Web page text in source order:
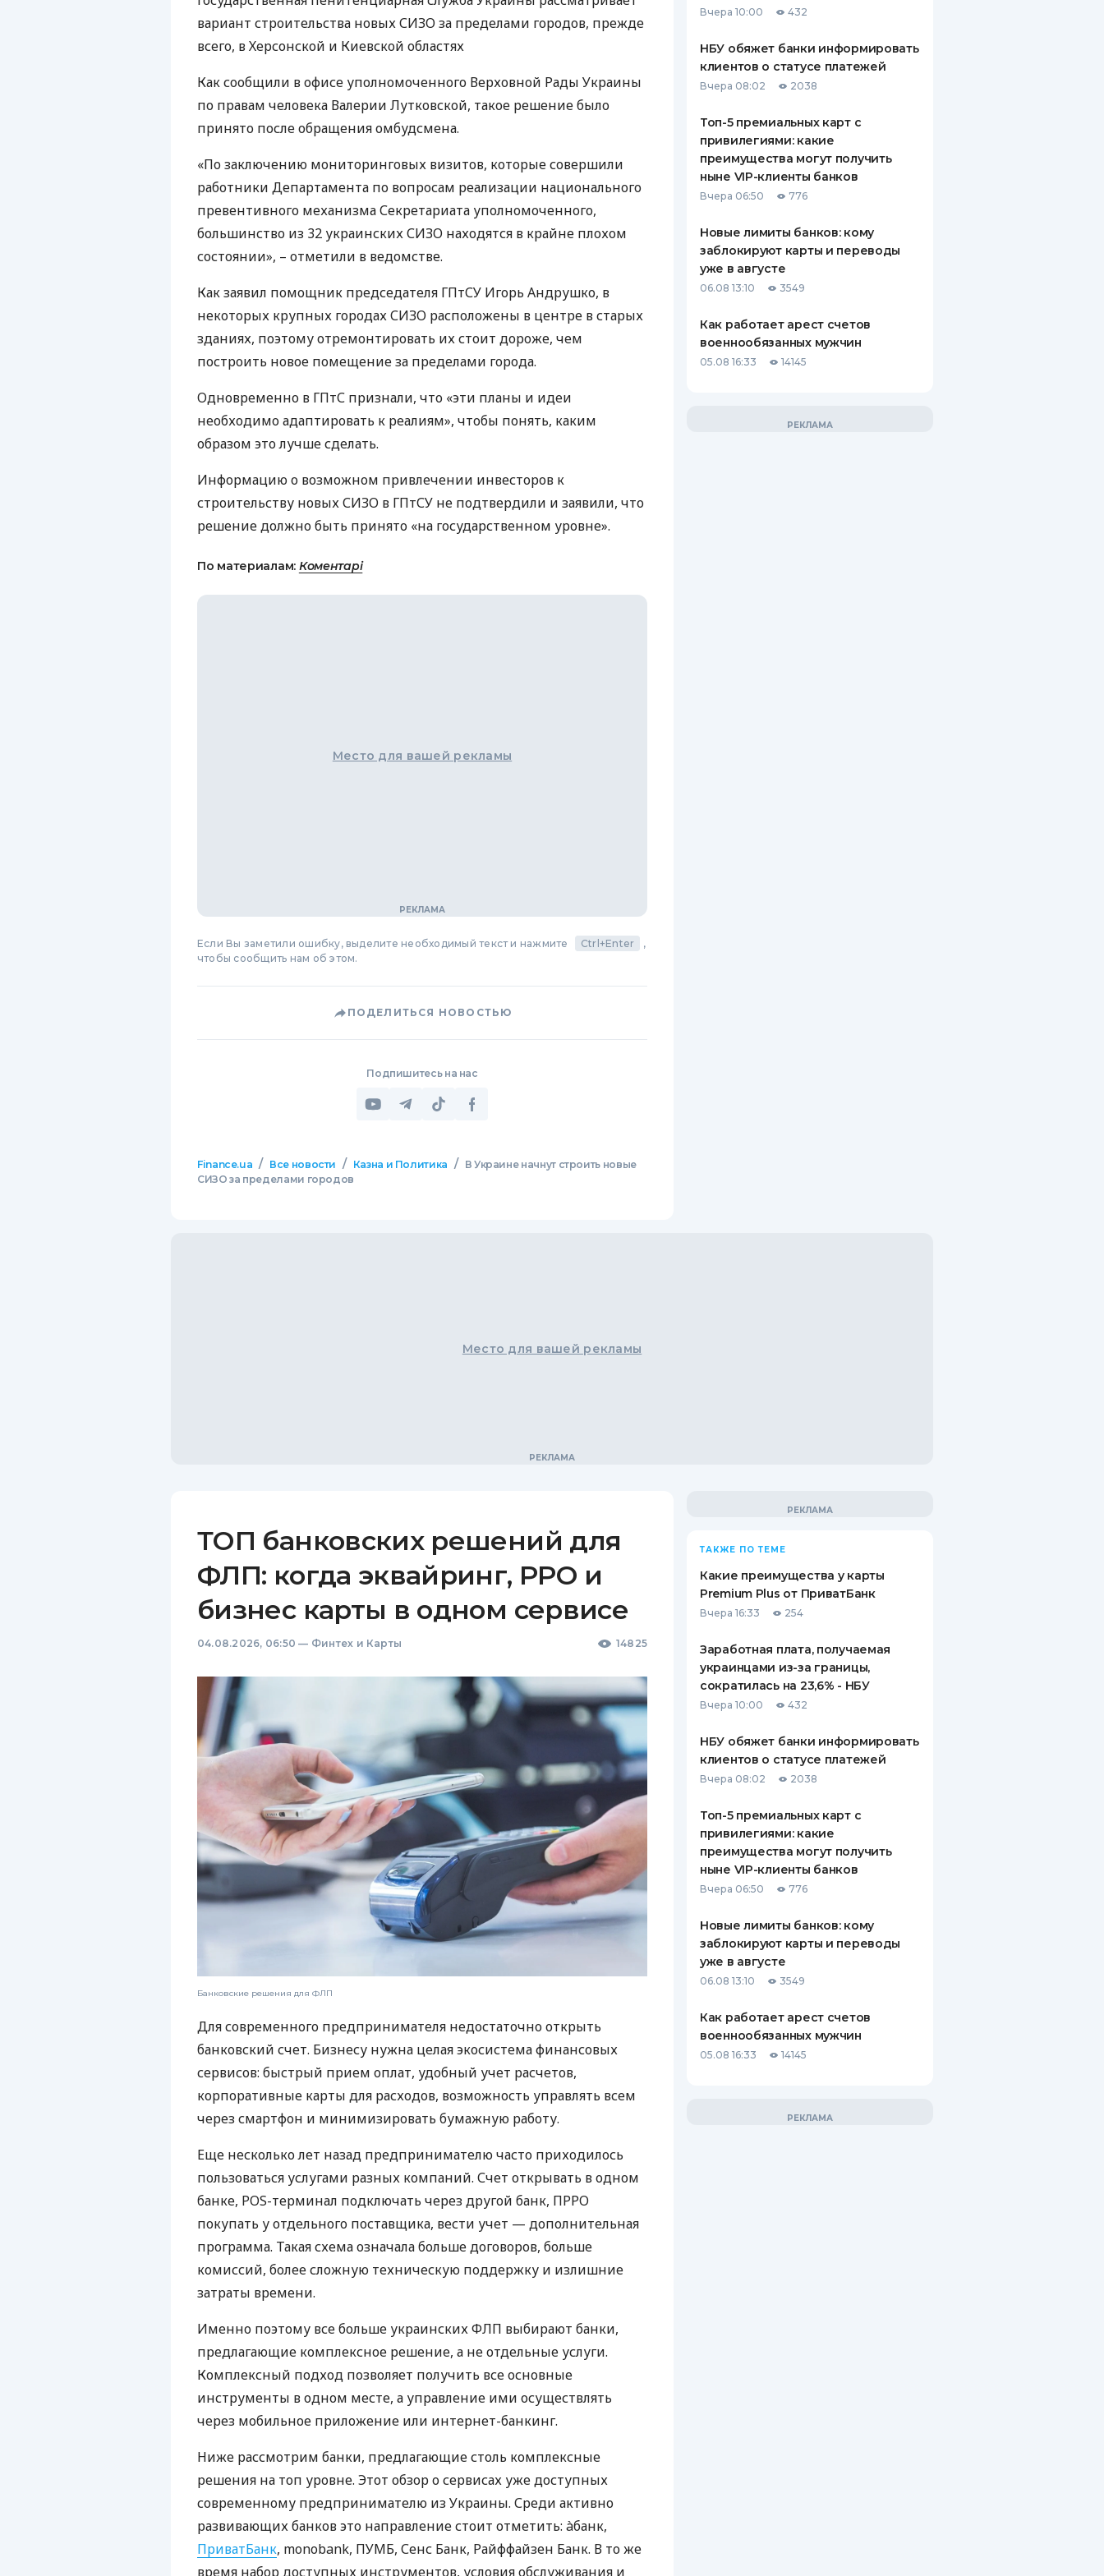
ЕЖЕМЕСЯЧНЫЙ ОБЗОР
БАНКОВСКИМ КАРТАМ
СТРАХОВАНИЮ
ВСЕ СТРАХОВЫЕ ПОЛИСЫ
ОТЗЫВЫ О СТРАХОВЫХ
КОМПАНИЯХ
вариант строительства новыхСИЗО за пределами городов, прежде
всего, в Херсонской и Киевской областях
Как сообщили в офисе уполномоченного Верховной Рады Украины
по правам человека Валерии Лутковской, такое решение было
принято после обращения омбудсмена.
«По заключению мониторинговых визитов, которые совершили
работники Департамента по вопросам реализации национального
превентивного механизма Секретариата уполномоченного,
большинство из 32 украинскихСИЗО находятся в крайне плохом
состоянии», – отметили в ведомстве.
Как заявил помощник председателя ГПтСУ Игорь Андрушко, в
некоторых крупных городахСИЗО расположены в центре в старых
зданиях, поэтому отремонтировать их стоит дороже, чем
построить новое помещение за пределами города.
Одновременно в ГПтС признали, что «эти планы и идеи
необходимо адаптировать к реалиям», чтобы понять, каким
образом это лучше сделать.
Информацию о возможном привлечении инвесторов к
строительству новыхСИЗО в ГПтСУ не подтвердили и заявили, что
решение должно быть принято «на государственном уровне».
По материалам: Коментарі
Место для вашей рекламы
Если Вы заметили ошибку, выделите необходимый текст и нажмите Ctrl+Enter
,
чтобы сообщить нам об этом.
ПОДЕЛИТЬСЯ НОВОСТЬЮ
Подпишитесь на нас
Finance.ua / Все новости / Казна и Политика /
В Украине начнут строить новые
СИЗО за пределами городов
Вчера 10:00 432
НБУ обяжет банки информировать
клиентов о статусе платежей
Вчера 08:02 2038
Топ-5 премиальных карт с
привилегиями: какие
преимущества могут получить
ныне VIP-клиенты банков
Вчера 06:50 776
Новые лимиты банков: кому
заблокируют карты и переводы
уже в августе
06.08 13:10 3549
Как работает арест счетов
военнообязанных мужчин
05.08 16:33 14145
Место для вашей рекламы
ТОП банковских решений для
ФЛП: когда эквайринг, РРО и
бизнес карты в одном сервисе
04.08.2026, 06:50 — Финтех и Карты 14825
Банковские решения для ФЛП
Для современного предпринимателя недостаточно открыть
банковский счет. Бизнесу нужна целая экосистема финансовых
сервисов: быстрый прием оплат, удобный учет расчетов,
корпоративные карты для расходов, возможность управлять всем
через смартфон и минимизировать бумажную работу.
Еще несколько лет назад предпринимателю часто приходилось
пользоваться услугами разных компаний. Счет открывать в одном
банке, POS-терминал подключать через другой банк, ПРРО
покупать у отдельного поставщика, вести учет — дополнительная
программа. Такая схема означала больше договоров, больше
комиссий, более сложную техническую поддержку и излишние
затраты времени.
Именно поэтому все больше украинских ФЛП выбирают банки,
предлагающие комплексное решение, а не отдельные услуги.
Комплексный подход позволяет получить все основные
инструменты в одном месте, а управление ими осуществлять
через мобильное приложение или интернет-банкинг.
Ниже рассмотрим банки, предлагающие столь комплексные
решения на топ уровне. Этот обзор о сервисах уже доступных
современному предпринимателю из Украины. Среди активно
развивающих банков это направление стоит отметить: àбанк,
ПриватБанк, monobank, ПУМБ, Сенс Банк, Райффайзен Банк. В то же
время набор доступных инструментов, условия обслуживания и
ТАКЖЕ ПО ТЕМЕ
Какие преимущества у карты
Premium Plus от ПриватБанк
Вчера 16:33 254
Заработная плата, получаемая
украинцами из-за границы,
сократилась на 23,6% - НБУ
Вчера 10:00 432
НБУ обяжет банки информировать
клиентов о статусе платежей
Вчера 08:02 2038
Топ-5 премиальных карт с
привилегиями: какие
преимущества могут получить
ныне VIP-клиенты банков
Вчера 06:50 776
Новые лимиты банков: кому
заблокируют карты и переводы
уже в августе
06.08 13:10 3549
Как работает арест счетов
военнообязанных мужчин
05.08 16:33 14145